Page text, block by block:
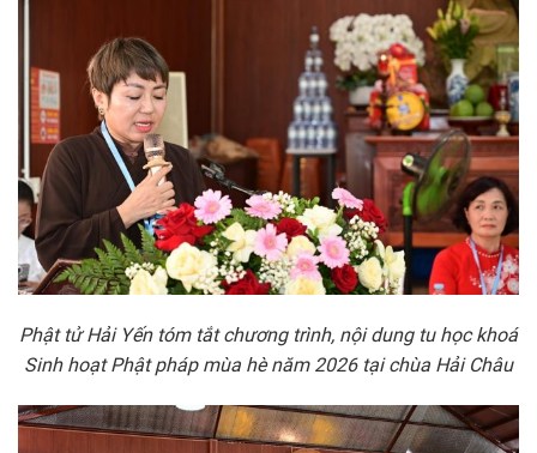
Phật tử Hải Yếntóm tắt chương trình, nội dung tu học khoá
Sinh hoạt Phật pháp mùa hè năm 2026 tại chùa Hải Châu